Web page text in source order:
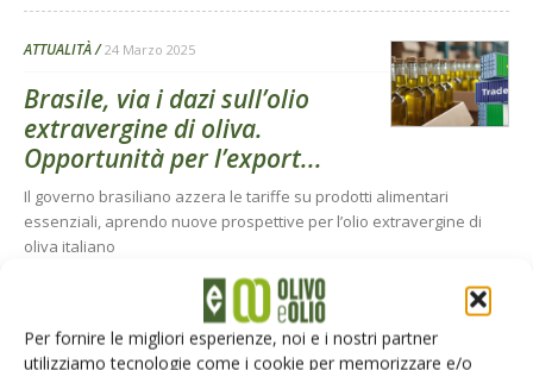
Per fornire le migliori esperienze, noi e i nostri partner
utilizziamo tecnologie come i cookie per memorizzare e/o
ATTUALITÀ 24 Marzo 2025
Brasile, via i dazi sull’olio
extravergine di oliva.
Opportunità per l’export...
Il governo brasiliano azzera le tariffe su prodotti alimentari
essenziali, aprendo nuove prospettive per l’olio extravergine di
oliva italiano
ATTUALITÀ 13 Marzo 2025